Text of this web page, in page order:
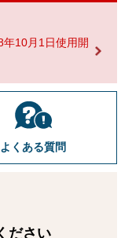
10月1日使用開
よくある質問
ださい